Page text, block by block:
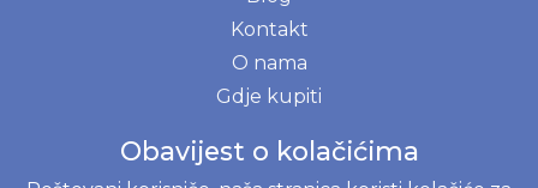
Kontakt
O nama
Gdje kupiti
Prijavite se
Obavijest o kolačićima